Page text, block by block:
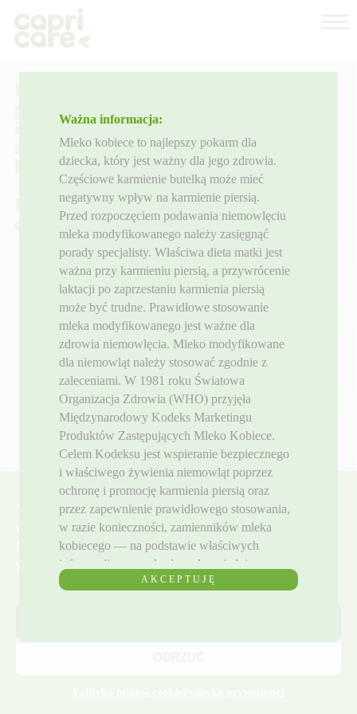
W celu zapewnienia najwyższej jakości świadczonych usług
nasza witryna internetowa wykorzystuje pliki cookie.
Kontynuując przeglądanie witryny, wyrażasz zgodę na
wykorzystywanie przez nas plików cookie.
Dlaczego Capricare® 2 lub 3?
Nasze produkty
O nas
Gdzie kupić
Strefa dla specjalistów
powyżej 6 miesiąca
i małych dzieci
z pełnotłustego mleka
koziego.
Prosto z Nowej Zelandii
dla Waszego maluszka.
Ważna informacja:
Mleko kobiece to najlepszy pokarm dla
dziecka, który jest ważny dla jego zdrowia.
Częściowe karmienie butelką może mieć
negatywny wpływ na karmienie piersią.
Przed rozpoczęciem podawania niemowlęciu
mleka modyfikowanego należy zasięgnąć
porady specjalisty. Właściwa dieta matki jest
ważna przy karmieniu piersią, a przywrócenie
laktacji po zaprzestaniu karmienia piersią
może być trudne. Prawidłowe stosowanie
mleka modyfikowanego jest ważne dla
zdrowia niemowlęcia. Mleko modyfikowane
dla niemowląt należy stosować zgodnie z
zaleceniami. W 1981 roku Światowa
Organizacja Zdrowia (WHO) przyjęła
Międzynarodowy Kodeks Marketingu
Produktów Zastępujących Mleko Kobiece.
Celem Kodeksu jest wspieranie bezpiecznego
i właściwego żywienia niemowląt poprzez
ochronę i promocję karmienia piersią oraz
przez zapewnienie prawidłowego stosowania,
w razie konieczności, zamienników mleka
kobiecego — na podstawie właściwych
informacji oraz w drodze odpowiedniego
marketingu i dystrybucji. Jako
AKCEPTUJĘ